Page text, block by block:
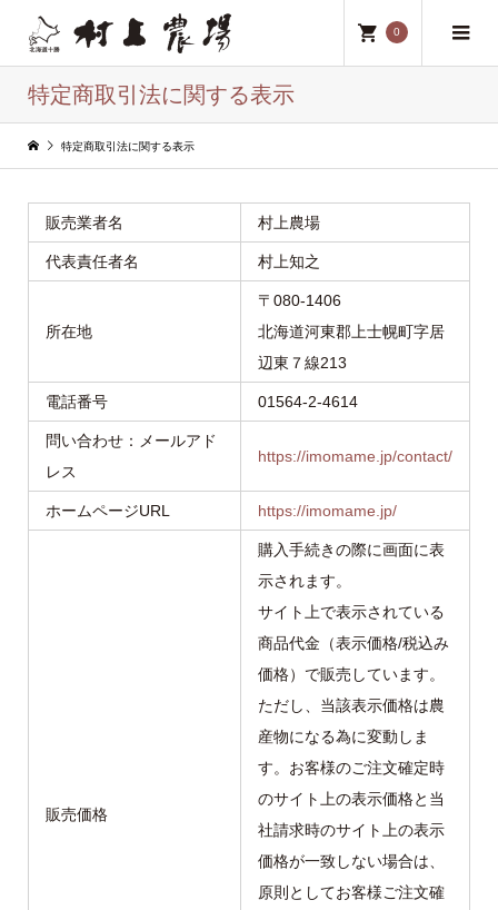
0
特定商取引法に関する表示
特定商取引法に関する表示
販売業者名 村上農場
代表責任者名 村上知之
所在地
〒080-1406
北海道河東郡上士幌町字居
辺東７線213
電話番号 01564-2-4614
問い合わせ：メールアド
レス
https://imomame.jp/contact/
ホームページURL https://imomame.jp/
販売価格
購入手続きの際に画面に表
示されます。
サイト上で表示されている
商品代金（表示価格/税込み
価格）で販売しています。
ただし、当該表示価格は農
産物になる為に変動しま
す。お客様のご注文確定時
のサイト上の表示価格と当
社請求時のサイト上の表示
価格が一致しない場合は、
原則としてお客様ご注文確